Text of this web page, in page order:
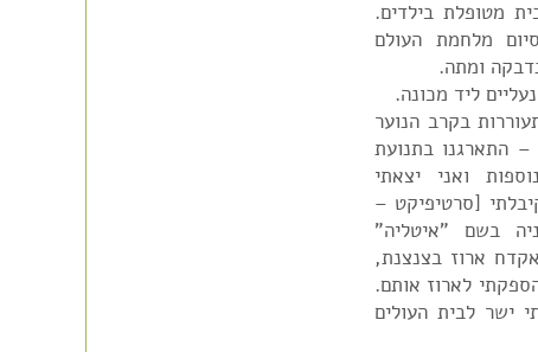
מטופלת בילדים.
מלחמת העולם
ומתה.
ליד מכונה.
ציונים. לאחר 1929 היתה התעוררות בקרב הנוער
– התארגנו בתנועת
ואני יצאתי
[סרטיפיקט –
והגעתי ליפו ב-13.2.1933 באוניה בשם "איטליה"
ארוז בצנצנת,
לארוז אותם.
ישר לבית העולים